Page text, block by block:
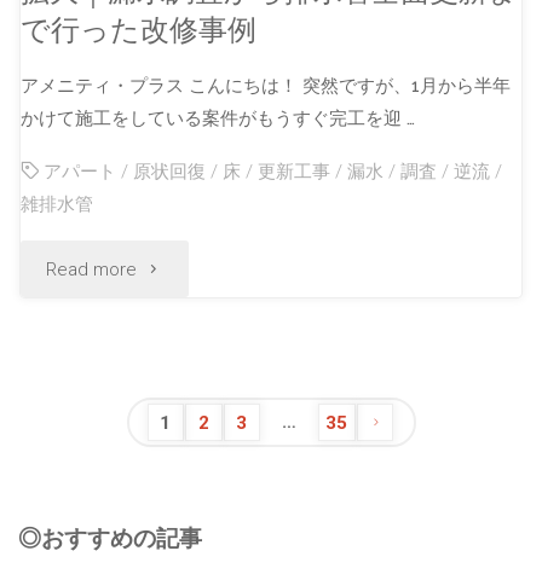
で行った改修事例
アメニティ・プラス こんにちは！ 突然ですが、1月から半年
かけて施工をしている案件がもうすぐ完工を迎 …
アパート / 原状回復 / 床 / 更新工事 /漏水 /調査 /逆流 /
雑排水管
Read more
1 2 3 … 35
◎おすすめの記事